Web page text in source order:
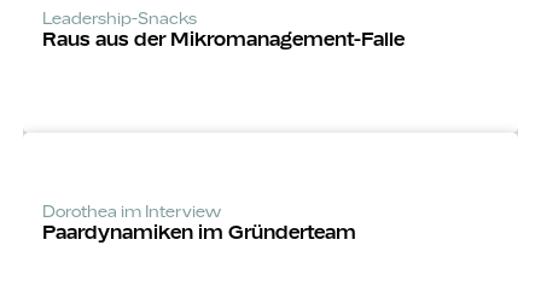
Leadership-Snacks
Raus aus der Mikro­manage­ment-Falle
Dorothea im Interview
Paardynamiken im Gründerteam